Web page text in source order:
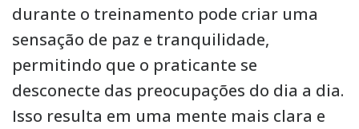
durante o treinamento pode criar uma
sensação de paz e tranquilidade,
permitindo que o praticante se
desconecte das preocupações do dia a dia.
Isso resulta em uma mente mais clara e